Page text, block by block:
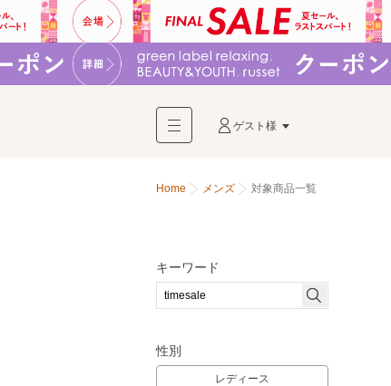
ゲスト様
Home メンズ 対象商品一覧
キーワード
性別
レディース